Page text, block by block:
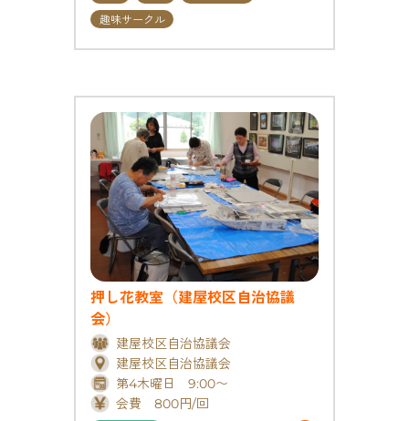
趣味サークル
押し花教室（建屋校区自治協議
会）
建屋校区自治協議会
建屋校区自治協議会
第4木曜日 9:00〜
会費 800円/回